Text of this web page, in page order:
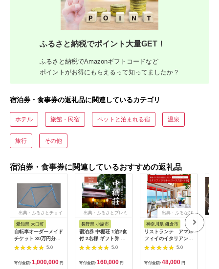
ふるさと納税でポイント大量GET！
ふるさと納税でAmazonギフトコードなど
ポイントがお得にもらえるって知ってましたか？
宿泊券・食事券の返礼品に関連しているカテゴリ
ホテル 旅館・民宿 ペットと泊まれる宿 温泉
旅行 その他
宿泊券・食事券に関連しているおすすめの返礼品
出典：ふるさとチョイ
愛知県 大口町
自転車オーダーメイド
チケット 30万円分
【1360365】
5.0
寄付金額: 1,000,000 円
出典：ふるさとプレミ
長野県 小諸市
宿泊券 中棚荘 1泊2食
付 2名様 ギフト券 チ
ケット 券 宿泊 旅行
5.0
寄付金額: 160,000 円
出典：ふるなび
神奈川県 鎌倉市
リストランテ アマル
フィイのイタリアンデ
ィナーコースA ペア
5.0
寄付金額: 48,000 円